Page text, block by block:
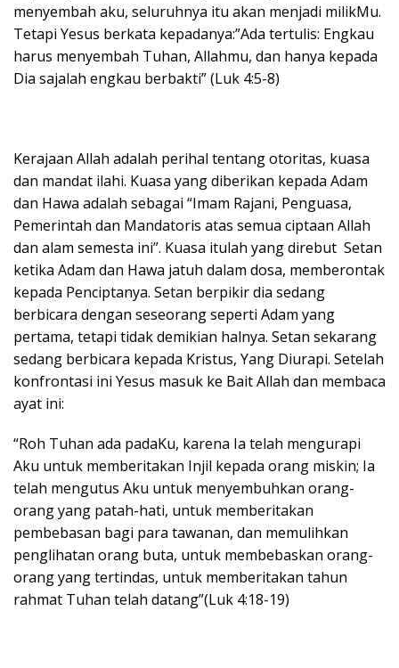
menyembah aku, seluruhnya itu akan menjadi milikMu.
Tetapi Yesus berkata kepadanya:”Ada tertulis: Engkau
harus menyembah Tuhan, Allahmu, dan hanya kepada
Dia sajalah engkau berbakti” (Luk 4:5-8)
Kerajaan Allah adalah perihal tentang otoritas, kuasa
dan mandat ilahi. Kuasa yang diberikan kepada Adam
dan Hawa adalah sebagai “Imam Rajani, Penguasa,
Pemerintah dan Mandatoris atas semua ciptaan Allah
dan alam semesta ini”. Kuasa itulah yang direbut Setan
ketika Adam dan Hawa jatuh dalam dosa, memberontak
kepada Penciptanya. Setan berpikir dia sedang
berbicara dengan seseorang seperti Adam yang
pertama, tetapi tidak demikian halnya. Setan sekarang
sedang berbicara kepada Kristus, Yang Diurapi. Setelah
konfrontasi ini Yesus masuk ke Bait Allah dan membaca
ayat ini:
“Roh Tuhan ada padaKu, karena Ia telah mengurapi
Aku untuk memberitakan Injil kepada orang miskin; Ia
telah mengutus Aku untuk menyembuhkan orang-
orang yang patah-hati, untuk memberitakan
pembebasan bagi para tawanan, dan memulihkan
penglihatan orang buta, untuk membebaskan orang-
orang yang tertindas, untuk memberitakan tahun
rahmat Tuhan telah datang”(Luk 4:18-19)